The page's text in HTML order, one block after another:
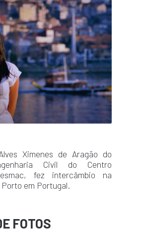
Ximenes de Aragão do
Civil do Centro
fez intercâmbio na
em Portugal.
FOTOS